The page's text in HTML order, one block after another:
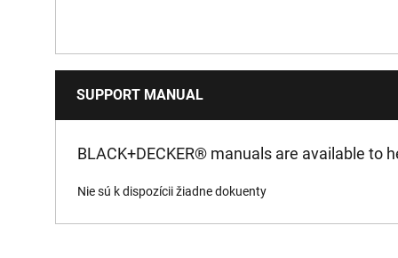
Šírka produktu [mm]
SUPPORT MANUAL
BLACK+DECKER® manuals are available to
Nie sú k dispozícii žiadne dokuenty